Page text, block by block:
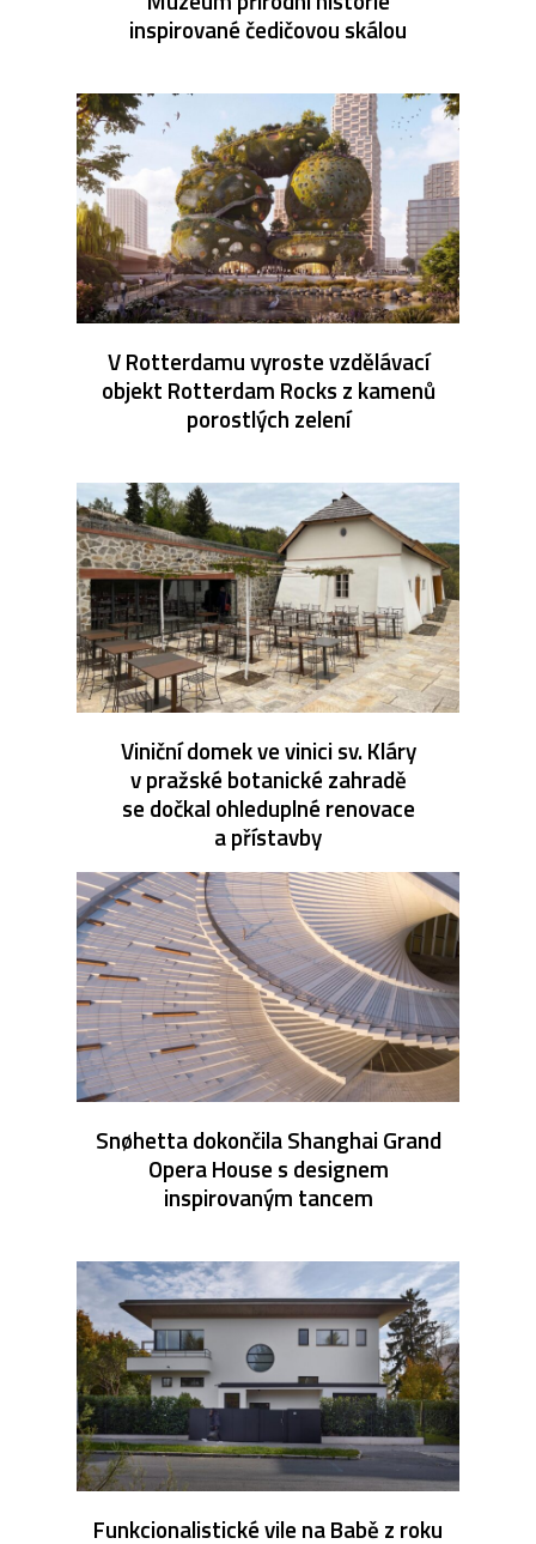
inspirované čedičovou skálou
V Rotterdamu vyroste vzdělávací
objekt Rotterdam Rocks z kamenů
porostlých zelení
Viniční domek ve vinici sv. Kláry
v pražské botanické zahradě
se dočkal ohleduplné renovace
a přístavby
Snøhetta dokončila Shanghai Grand
Opera House s designem
inspirovaným tancem
Funkcionalistické vile na Babě z roku